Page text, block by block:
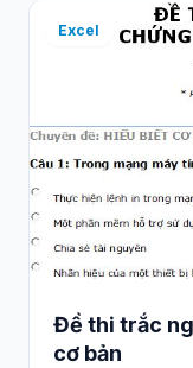
Excel
Đề thi trắc
cơ bản